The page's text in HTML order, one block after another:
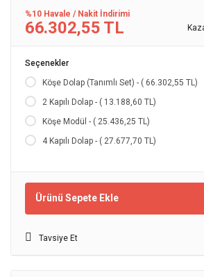
%10 Havale / Nakit İndirimi
66.302,55 TL
Seçenekler
Köşe Dolap (Tanımlı Set) - ( 66.302,55 TL)
2 Kapılı Dolap - ( 13.188,60 TL)
Köşe Modül - ( 25.436,25 TL)
4 Kapılı Dolap - ( 27.677,70 TL)
Ürünü Sepete Ekle
Tavsiye Et